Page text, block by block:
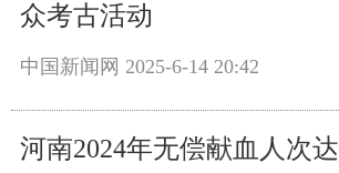
众考古活动
中国新闻网 2025-6-14 20:42
河南2024年无偿献血人次达